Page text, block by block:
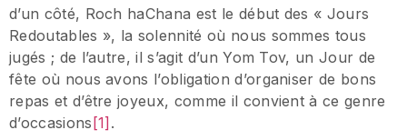
d’un côté, Roch haChana est le début des « Jours
Redoutables », la solennité où nous sommes tous
jugés ; de l’autre, il s’agit d’un Yom Tov, un Jour de
fête où nous avons l’obligation d’organiser de bons
repas et d’être joyeux, comme il convient à ce genre
d’occasions [1] .